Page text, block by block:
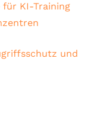
für KI-Training
und